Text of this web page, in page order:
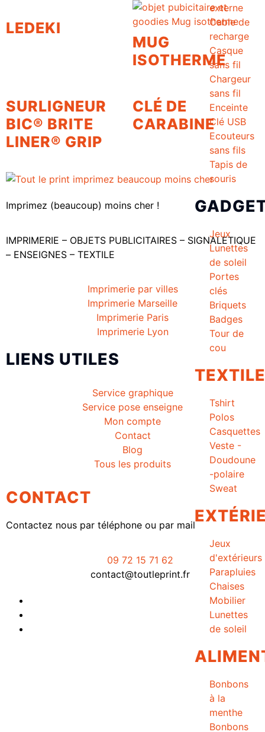
externe
Cable de
recharge
Casque
sans fil
Chargeur
sans fil
Enceinte
Clé USB
Ecouteurs
sans fils
Tapis de
souris
Jeux
Lunettes
de soleil
Portes
clés
Briquets
Badges
Tour de
cou
TEXTILE
Tshirt
Polos
Casquettes
Veste -
Doudoune
-polaire
Sweat
Jeux
d'extérieurs
Parapluies
Chaises
Mobilier
Lunettes
de soleil
Bonbons
à la
menthe
Bonbons
LEDEKI
MUG
ISOTHERME
SURLIGNEUR
BIC® BRITE
LINER® GRIP
CLÉ DE
CARABINE
Imprimez (beaucoup) moins cher !
IMPRIMERIE – OBJETS PUBLICITAIRES – SIGNALETIQUE
– ENSEIGNES – TEXTILE
Imprimerie par villes
Imprimerie Marseille
Imprimerie Paris
Imprimerie Lyon
LIENS UTILES
Service graphique
Service pose enseigne
Mon compte
Contact
Blog
Tous les produits
CONTACT
Contactez nous par téléphone ou par mail
09 72 15 71 62
contact@toutleprint.fr